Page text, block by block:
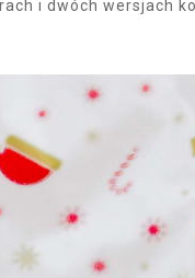
i dwóch wersjach